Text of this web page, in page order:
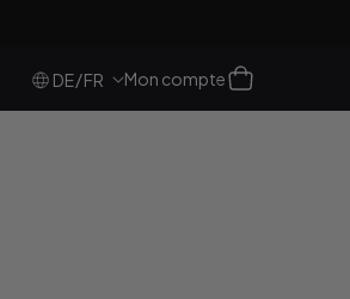
DE/FR Mon compte
Se
Panier